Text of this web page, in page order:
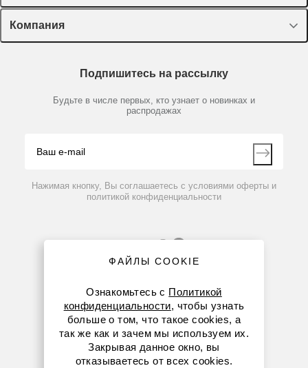
Оборудование, приборы
Пластик, стекло, принадлежности
Химические реактивы, препараты, наборы
Производители
Лекторий Диаэм
Доставка и оплата
Мобильное приложение
Компания
Партнеры
Контакты
Подпишитесь на рассылку
Будьте в числе первых, кто узнает о новинках и
распродажах
Нажимая кнопку, Вы соглашаетесь с условиями оферты и
политикой конфиденциальности
8 (800) 234-05-08
(+374 94) 010173
ФАЙЛЫ COOKIE
Ознакомьтесь с Политикой
конфиденциальности, чтобы узнать
больше о том, что такое cookies, а
так же как и зачем мы используем их.
Закрывая данное окно, вы
отказываетесь от всех cookies.